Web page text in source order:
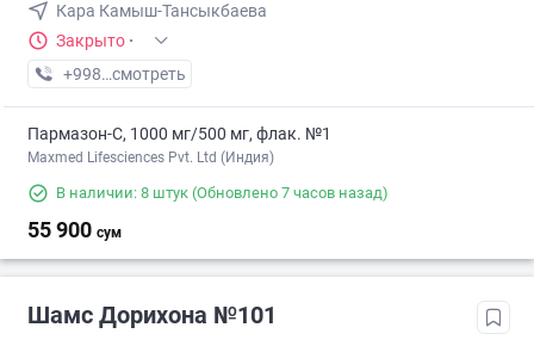
Кара Камыш-Тансыкбаева
Закрыто ·
+998 (77) XXX-XX-XX
смотреть
Пармазон-С, 1000 мг/500 мг, флак. №1
Maxmed Lifesciences Pvt. Ltd (Индия)
В наличии: 8 штук (Обновлено 7 часов назад)
55 900 сум
Шамс Дорихона №101